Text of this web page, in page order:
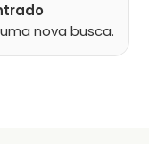
nova busca.